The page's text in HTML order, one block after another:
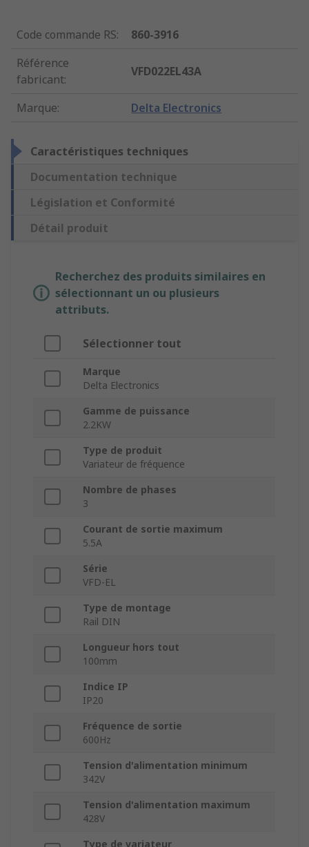
Code commande RS:
860-3916
Référence
fabricant:
VFD022EL43A
Marque: Delta Electronics
Caractéristiques techniques
Documentation technique
Législation et Conformité
Détail produit
Recherchez des produits similaires en
sélectionnant un ou plusieurs
attributs.
Sélectionner tout
Marque
Delta Electronics
Gamme de puissance
2.2KW
Type de produit
Variateur de fréquence
Nombre de phases
3
Courant de sortie maximum
5.5A
Série
VFD-EL
Type de montage
Rail DIN
Longueur hors tout
100mm
Indice IP
IP20
Fréquence de sortie
600Hz
Tension d'alimentation minimum
342V
Tension d'alimentation maximum
428V
Type de variateur